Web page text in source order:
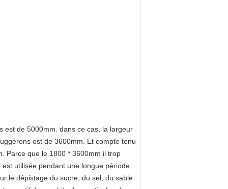
est de 5000mm. dans ce cas, la largeur
est de 3600mm. Et compte tenu
Parce que le 1800 * 3600mm il trop
utilisée pendant une longue période.
le dépistage du sucre, du sel, du sable